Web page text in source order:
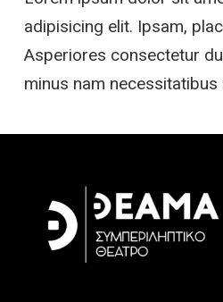
adipisicing elit. Ipsam,
Asperiores consectetur
minus nam necessitatibus